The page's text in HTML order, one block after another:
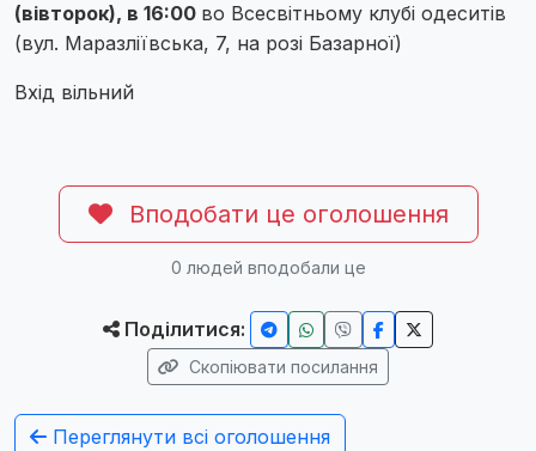
(вівторок), в 16:00 во Всесвітньому клубі одеситів
(вул. Маразліївська, 7, на розі Базарної)
Вхід вільний
Вподобати це оголошення
0 людей вподобали це
Поділитися:
Скопіювати посилання
Переглянути всі оголошення